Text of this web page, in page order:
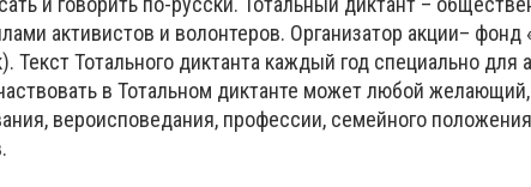
активистов и волонтеров. Организатор акции– фонд
Текст Тотального диктанта каждый год специально для
в Тотальном диктанте может любой
вероисповедания, профессии, семейного